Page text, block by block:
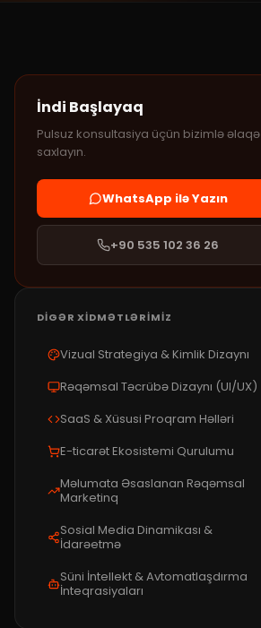
İndi Başlayaq
Pulsuz konsultasiya üçün bizimlə əlaqə
saxlayın.
WhatsApp ilə Yazın
+90 535 102 36 26
DIGƏR XIDMƏTLƏRIMIZ
Vizual Strategiya & Kimlik Dizaynı
Rəqəmsal Təcrübə Dizaynı (UI/UX)
SaaS & Xüsusi Proqram Həlləri
E-ticarət Ekosistemi Qurulumu
Məlumata Əsaslanan Rəqəmsal
Marketinq
Sosial Media Dinamikası &
İdarəetmə
Süni İntellekt & Avtomatlaşdırma
İnteqrasiyaları